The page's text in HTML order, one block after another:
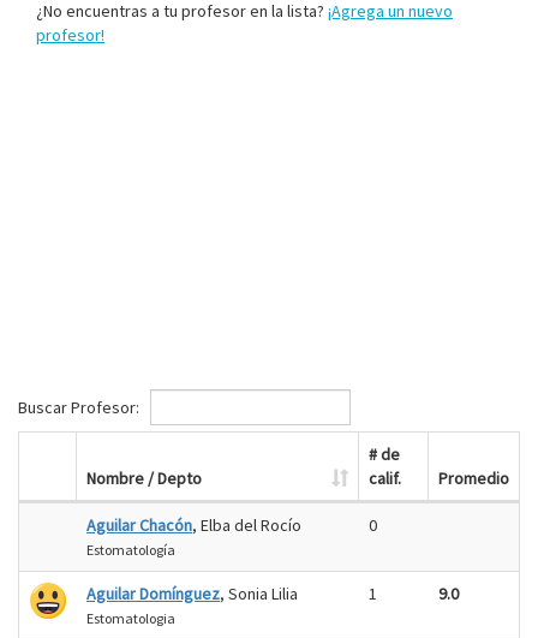
¿No encuentras a tu profesor en la lista? ¡Agrega un nuevo
profesor!
Buscar Profesor:
Nombre / Depto
# de
calif.
Promedio
Aguilar Chacón, Elba del Rocío
Estomatología
0
Aguilar Domínguez, Sonia Lilia
Estomatologia
1 9.0